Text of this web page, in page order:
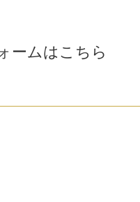
ームはこちら